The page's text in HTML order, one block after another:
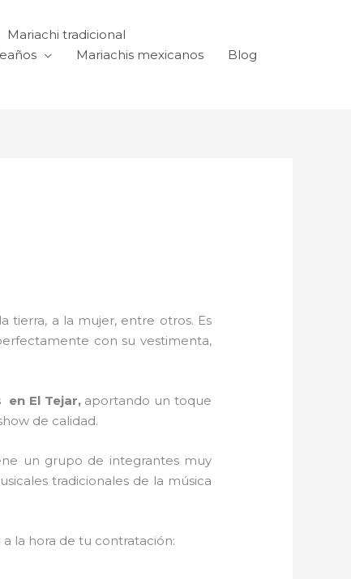
Mariachi tradicional
Mariachis mexicanos
Blog
tierra, a la mujer, entre otros. Es
con su vestimenta,
en El Tejar, aportando un toque
de calidad.
un grupo de integrantes muy
tradicionales de la música
la hora de tu contratación: